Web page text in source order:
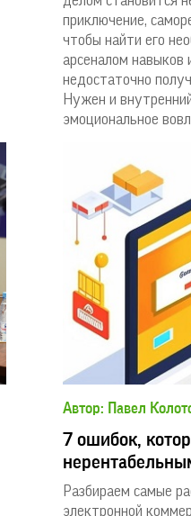
приключение,
чтобы найти его
арсеналом навыков
недостаточно
Нужен и
эмоциональное
Автор: Павел
7 ошибок,
Разбираем самые
электронной